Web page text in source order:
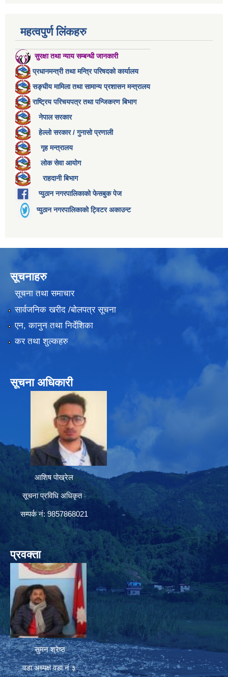
महत्वपुर्ण लिंकहरु
सुरक्षा तथा न्याय सम्बन्धी जानकारी
प्रधानमन्त्री तथा मन्त्रि परिषदको कार्यालय
सङ्घीय मामिला तथा सामान्य प्रशासन मन्त्रालय
राष्ट्रिय परिचयपत्र तथा पन्जिकरण बिभाग
नेपाल सरकार
हेल्लो सरकार / गुनासो प्रणाली
गृह मन्त्रालय
लोक सेवा आयोग
राहदानी बिभाग
प्युठान नगरपालिकाको फेसबुक पेज
प्युठान नगरपालिकाको ट्विटर अकाउन्ट
सूचनाहरु
सूचना तथा समाचार
सार्वजनिक खरीद /बोलपत्र सूचना
एन, कानुन तथा निर्देशिका
कर तथा शुल्कहरु
सूचना अधिकारी
आशिष पोख्रेल
सूचना प्रविधि अधिकृत
सम्पर्क नं: 9857868021
प्रवक्ता
सुमन श्रेष्ठ
वडा अध्यक्ष वडा नं ३